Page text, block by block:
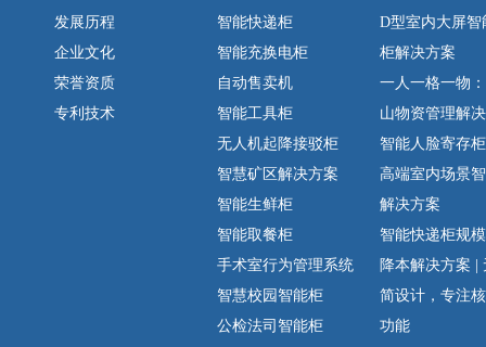
发展历程
企业文化
荣誉资质
专利技术
智能快递柜
智能充换电柜
自动售卖机
智能工具柜
无人机起降接驳柜
智慧矿区解决方案
智能生鲜柜
智能取餐柜
手术室行为管理系统
智慧校园智能柜
公检法司智能柜
D型室内大屏智
柜解决方案
一人一格一物
山物资管理解
智能人脸寄存
高端室内场景
解决方案
智能快递柜规
降本解决方案 |
简设计，专注
功能